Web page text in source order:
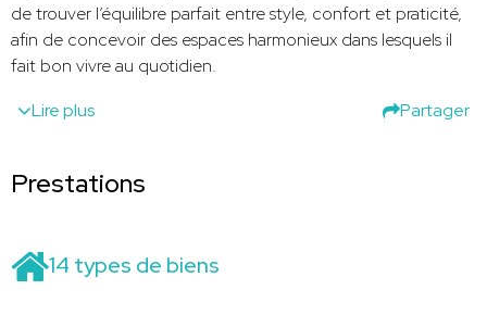
de trouver l’équilibre parfait entre style, confort et praticité,
afin de concevoir des espaces harmonieux dans lesquels il
fait bon vivre au quotidien.
Lire plus
Partager
Prestations
14 types de biens